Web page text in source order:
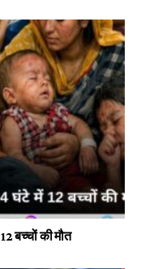
बच्चों की मौत